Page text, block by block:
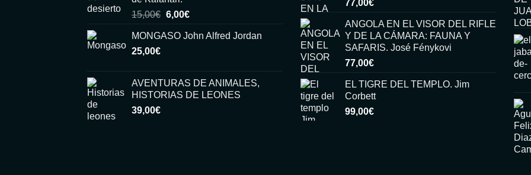
15,00€ El
original
6,00€El
actual
MONGASO John Alfred Jordan
25,00€
AVENTURAS DE ANIMALES,
HISTORIAS DE LEONES
39,00€
77,00€
ANGOLA EN EL VISOR DEL RIFLE
Y DE LA CÁMARA: FAUNA Y
SAFARIS. José Fénykovi
77,00€
EL TIGRE DEL TEMPLO. Jim
Corbett
99,00€